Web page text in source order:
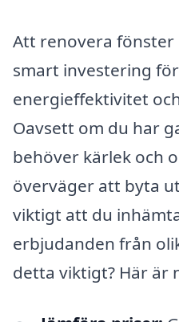
Att renovera fönster
smart investering
energieffektivitet
Oavsett om du har
behöver kärlek och
överväger att byta
viktigt att du
erbjudanden från
detta viktigt? Här är